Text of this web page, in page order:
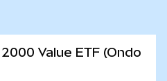
Value ETF (Ondo